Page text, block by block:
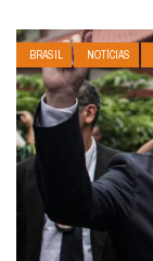
BRASIL NOTÍCIAS